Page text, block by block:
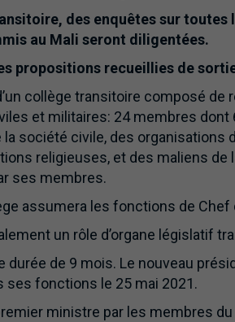
des enquêtes sur
au Mali seront diligentées.
propositions recueillies de
collège transitoire composé
et militaires: 24 membres
la société civile, des organisations
religieuses, et des maliens de
ses membres.
assumera les fonctions de Chef
un rôle d’organe législatif
durée de 9 mois. Le nouveau
ses fonctions le 25 mai 2021.
ministre par les membres